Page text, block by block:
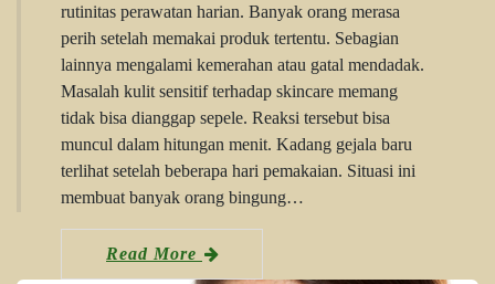
rutinitas perawatan harian. Banyak orang merasa
perih setelah memakai produk tertentu. Sebagian
lainnya mengalami kemerahan atau gatal mendadak.
Masalah kulit sensitif terhadap skincare memang
tidak bisa dianggap sepele. Reaksi tersebut bisa
muncul dalam hitungan menit. Kadang gejala baru
terlihat setelah beberapa hari pemakaian. Situasi ini
membuat banyak orang bingung…
Read More